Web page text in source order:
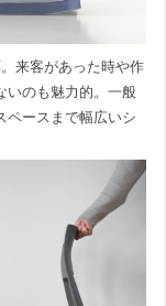
来客があった時や作
いのも魅力的。一般
ペースまで幅広いシ